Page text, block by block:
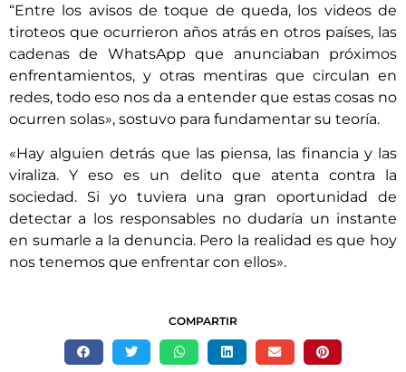
“Entre los avisos de toque de queda, los videos de
tiroteos que ocurrieron años atrás en otros países, las
cadenas de WhatsApp que anunciaban próximos
enfrentamientos, y otras mentiras que circulan en
redes, todo eso nos da a entender que estas cosas no
ocurren solas», sostuvo para fundamentar su teoría.
«Hay alguien detrás que las piensa, las financia y las
viraliza. Y eso es un delito que atenta contra la
sociedad. Si yo tuviera una gran oportunidad de
detectar a los responsables no dudaría un instante
en sumarle a la denuncia. Pero la realidad es que hoy
nos tenemos que enfrentar con ellos».
COMPARTIR